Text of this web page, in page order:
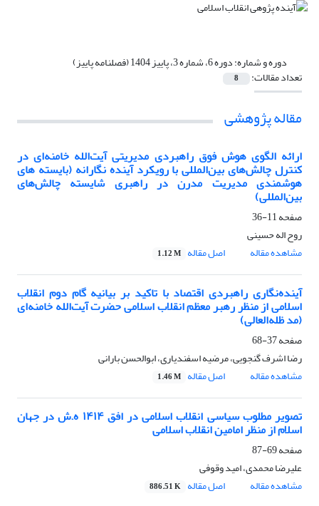
دوره و شماره:دوره 6، شماره 3، پاییز 1404 (فصلنامه پاییز)
تعداد مقالات: 8
مقاله پژوهشی
ارائه الگوی هوش فوق راهبردی مدیریتی آیت‌الله ‏خامنه‌ای در
کنترل چالش‌های ‏بین‌المللی با رویکرد آینده نگارانه ‏(بایسته های
هوشمندی مدیریت مدرن در راهبری شایسته چالش‌های
بین‌المللی)‏
صفحه11-36
روح اله حسینی
مشاهده مقاله
اصل مقاله 1.12 M
آینده‌نگاری راهبردی اقتصاد با تاکید بر بیانیه گام دوم انقلاب
اسلامی از منظر رهبر معظم انقلاب اسلامی حضرت آیت‌الله خامنه‌ای
(مد ظله‌العالی)
صفحه37-68
رضا اشرف گنجویی، مرضیه اسفندیاری، ابوالحسن بارانی
مشاهده مقاله
اصل مقاله 1.46 M
تصویر مطلوب سیاسی انقلاب اسلامی در افق ۱۴۱۴ ه.ش در جهان
اسلام از منظر امامین انقلاب اسلامی
صفحه69-87
علیرضا محمدی، امید وقوفی
مشاهده مقاله
اصل مقاله 886.51 K